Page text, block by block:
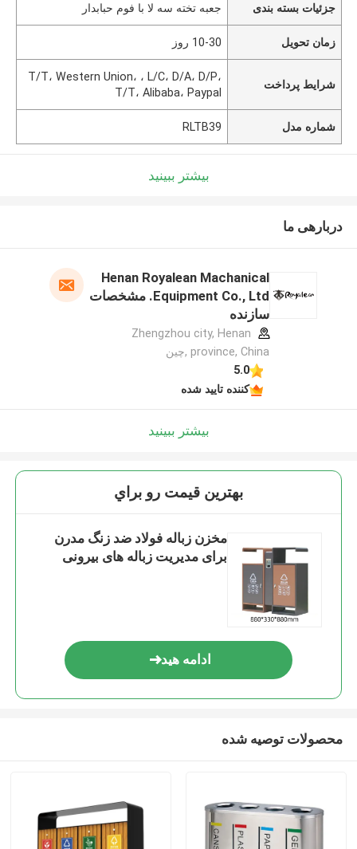
جزئیات بسته بندی جعبه تخته سه لا با فوم حبابدار
زمان تحویل 10-30 روز
شرایط پرداخت
T/T، Western Union، ، L/C، D/A، D/P،
T/T، Alibaba، Paypal
شماره مدل RLTB39
بیشتر ببینید
دربارهی ما
Henan Royalean Machanical
Equipment Co., Ltd. مشخصات
سازنده
Zhengzhou city, Henan
province, China ,چین
5.0
کننده تایید شده
بیشتر ببینید
بهترين قيمت رو براي
مخزن زباله فولاد ضد زنگ مدرن
برای مدیریت زباله های بیرونی
ادامه هید
محصولات توصیه شده